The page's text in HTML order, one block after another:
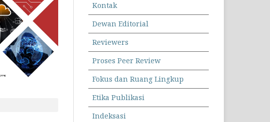
Kontak
Dewan Editorial
Reviewers
Proses Peer Review
Fokus dan Ruang Lingkup
Etika Publikasi
Indeksasi